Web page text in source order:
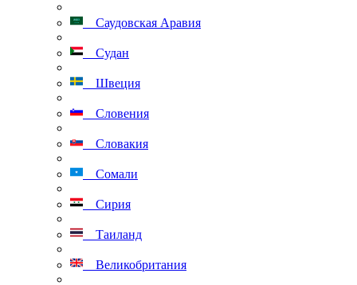
Саудовская Аравия
Судан
Швеция
Словения
Словакия
Сомали
Сирия
Таиланд
Великобритания